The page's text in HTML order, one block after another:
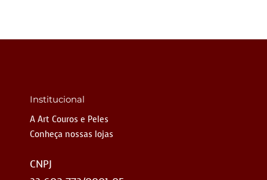
Institucional
A Art Couros e Peles
Conheça nossas lojas
CNPJ